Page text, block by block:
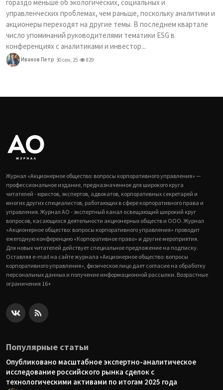
гораздо меньше об экологических, социальных и
управленческих проблемах, чем раньше, поскольку аналитики и
акционеры переходят на другие темы. В последнем квартале
число упоминаний руководителями тематики ESG в
конференциях с аналитиками и инвестор...
Иванов Петр 30 сен, 25 829
Журнал «Акционерное общество: вопросы корпоративного управления» —
профессиональное издание, предназначенное для широкого круга
читателей - юристов, экспертов, адвокатов, корпоративных секретарей и
многих других специалистов, работающих в сфере корпоративного права и
управления. Журнал АО - экспертный канал освещающий широкий круг
вопросов, касающихся деятельности акционерных обществ и ООО. Журнал
«Акционерное общество: вопросы корпоративного управления» проводит
ежегодную конференцию «Корпоративное право» и другие мероприятия.
Для новых читателей действует специальное предложение на подписку.
Оставляя e-mail на сайте журнала «Акционерное общество: вопросы
корпоративного управления», физическое лицо дает согласие на обработку
персональных данных и получение информационной рассылки. Возрастные
ограничения 16+
Популярные статьи
Опубликовано масштабное экспертно-аналитическое
исследование российского рынка сделок с
технологическими активами по итогам 2025 года